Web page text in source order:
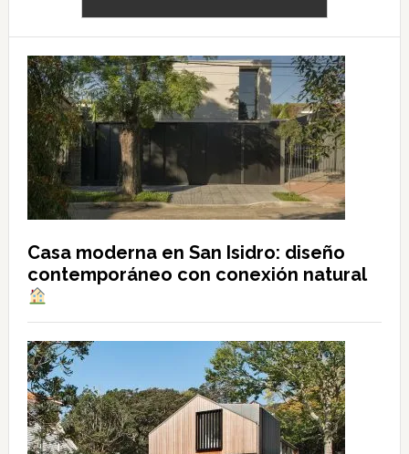
Casa moderna en San Isidro: diseño
contemporáneo con conexión natural